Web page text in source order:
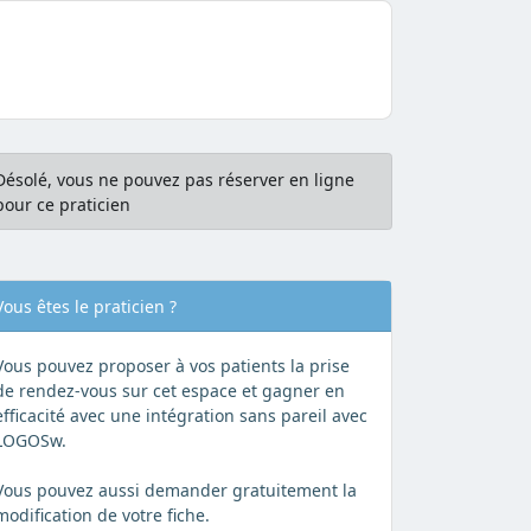
vous ne pouvez pas réserver en ligne
ce praticien
êtes le praticien ?
pouvez proposer à vos patients la prise
rendez-vous sur cet espace et gagner en
avec une intégration sans pareil avec
pouvez aussi demander gratuitement la
de votre fiche.